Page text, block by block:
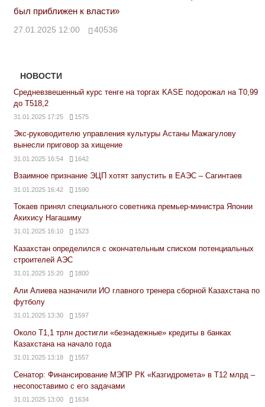
был приближен к власти»
27.01.2025 12:00 40536
НОВОСТИ
Средневзвешенный курс тенге на торгах KASE подорожал на Т0,99
до Т518,2
31.01.2025 17:25 1575
Экс-руководителю управления культуры Астаны Мажагулову
вынесли приговор за хищение
31.01.2025 16:54 1642
Взаимное признание ЭЦП хотят запустить в ЕАЭС – Сагинтаев
31.01.2025 16:42 1590
Токаев принял специального советника премьер-министра Японии
Акихису Нагашиму
31.01.2025 16:10 1523
Казахстан определился с окончательным списком потенциальных
строителей АЭС
31.01.2025 15:20 1800
Али Алиева назначили ИО главного тренера сборной Казахстана по
футболу
31.01.2025 13:30 1597
Около Т1,1 трлн достигли «безнадежные» кредиты в банках
Казахстана на начало года
31.01.2025 13:18 1557
Сенатор: Финансирование МЭПР РК «Казгидромета» в Т12 млрд –
несопоставимо с его задачами
31.01.2025 13:00 1634